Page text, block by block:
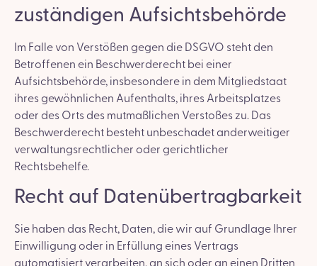
zuständigen Aufsichts­behörde
Im Falle von Verstößen gegen die DSGVO steht den
Betroffenen ein Beschwerderecht bei einer
Aufsichtsbehörde, insbesondere in dem Mitgliedstaat
ihres gewöhnlichen Aufenthalts, ihres Arbeitsplatzes
oder des Orts des mutmaßlichen Verstoßes zu. Das
Beschwerderecht besteht unbeschadet anderweitiger
verwaltungsrechtlicher oder gerichtlicher
Rechtsbehelfe.
Recht auf Daten­übertrag­barkeit
Sie haben das Recht, Daten, die wir auf Grundlage Ihrer
Einwilligung oder in Erfüllung eines Vertrags
automatisiert verarbeiten, an sich oder an einen Dritten